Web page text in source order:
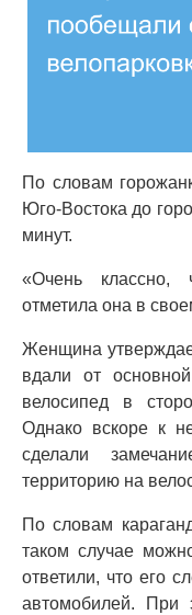
По словам
Юго-Востока до
минут.
«Очень классно,
отметила она в
Женщина
вдали от
велосипед в
Однако вскоре к
сделали
территорию на
По словам
таком случае
ответили, что его
автомобилей. При